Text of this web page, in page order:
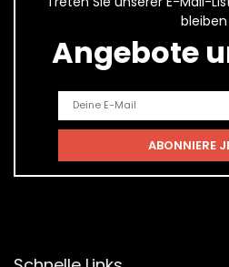
bleiben
Angebote